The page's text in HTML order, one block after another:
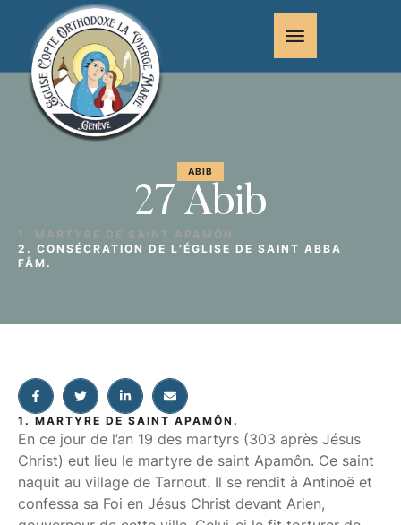
ABIB
27 Abib
1. MARTYRE DE SAINT APAMÔN.
2. CONSÉCRATION DE L’ÉGLISE DE SAINT ABBA
FÂM.
1. MARTYRE DE SAINT APAMÔN.
En ce jour de l’an 19 des martyrs (303 après Jésus
Christ) eut lieu le martyre de saint Apamôn. Ce saint
naquit au village de Tarnout. Il se rendit à Antinoë et
confessa sa Foi en Jésus Christ devant Arien,